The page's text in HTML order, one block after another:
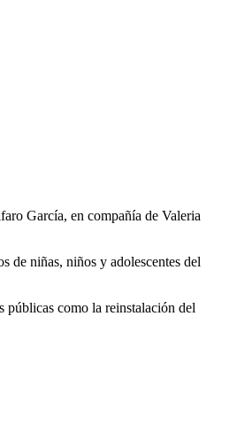
García, en compañía de Valeria
de niñas, niños y adolescentes del
públicas como la reinstalación del